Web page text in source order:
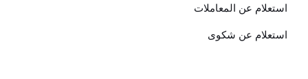
استعلام عن المعاملات
استعلام عن شكوى